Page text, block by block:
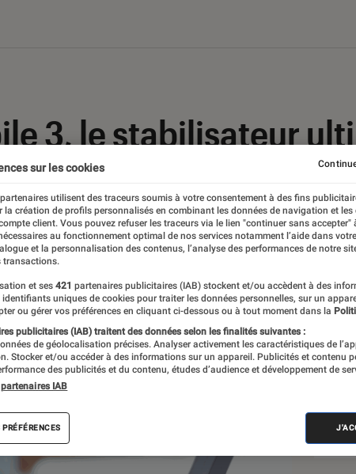
3, le stabilisateur
sur les cookies
partenaires utilisent des traceurs soumis à votre consentement à des fins
la création de profils personnalisés en combinant les données de navigation et les
client. Vous pouvez refuser les traceurs via le lien "continuer sans accepter"
au fonctionnement optimal de nos services notamment l’aide dans
et la personnalisation des contenus, l’analyse des performances de notre
transactions.
et ses 421 partenaires publicitaires (IAB) stockent et/ou accèdent à des
identifiants uniques de cookies pour traiter les données personnelles, sur un
ou gérer vos préférences en cliquant ci-dessous ou à tout moment dans la
publicitaires (IAB) traitent des données selon les finalités suivantes :
de géolocalisation précises. Analyser activement les caractéristiques de
Stocker et/ou accéder à des informations sur un appareil. Publicités et contenu
des publicités et du contenu, études d’audience et développement de
IAB
PRÉFÉRENCES